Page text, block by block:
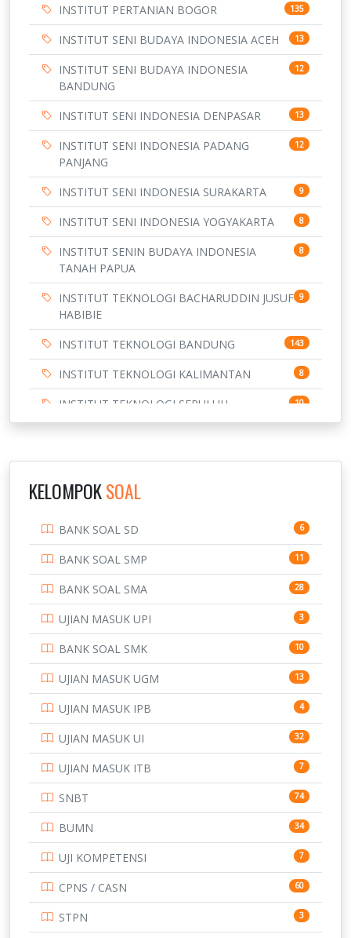
INSTITUT PERTANIAN BOGOR 135
INSTITUT SENI BUDAYA INDONESIA ACEH 13
INSTITUT SENI BUDAYA INDONESIA
BANDUNG
12
INSTITUT SENI INDONESIA DENPASAR 13
INSTITUT SENI INDONESIA PADANG
PANJANG
12
INSTITUT SENI INDONESIA SURAKARTA 9
INSTITUT SENI INDONESIA YOGYAKARTA 8
INSTITUT SENIN BUDAYA INDONESIA
TANAH PAPUA
8
INSTITUT TEKNOLOGI BACHARUDDIN JUSUF
HABIBIE
9
INSTITUT TEKNOLOGI BANDUNG 143
INSTITUT TEKNOLOGI KALIMANTAN 8
INSTITUT TEKNOLOGI SEPULUH
NOVEMBER
10
3
169
7
PTDI STTD 4
133
SMA 146
SMK 231
SMP 134
STIP 2
153
345
UNIVERSITAS AIRLANGGA 15
16
15
KELOMPOKSOAL
BANK SOAL SD 6
BANK SOAL SMP 11
BANK SOAL SMA 28
UJIAN MASUK UPI 3
BANK SOAL SMK 10
UJIAN MASUK UGM 13
UJIAN MASUK IPB 4
UJIAN MASUK UI 32
UJIAN MASUK ITB 7
SNBT 74
BUMN 34
UJI KOMPETENSI 7
CPNS / CASN 60
STPN 3